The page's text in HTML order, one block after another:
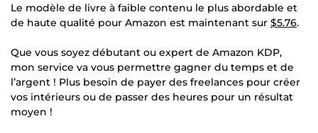
Le modèle de livre à faible contenu le plus abordable et
de haute qualité pour Amazon est maintenant sur $5.76.
Que vous soyez débutant ou expert de Amazon KDP,
mon service va vous permettre gagner du temps et de
l’argent ! Plus besoin de payer des freelances pour créer
vos intérieurs ou de passer des heures pour un résultat
moyen !